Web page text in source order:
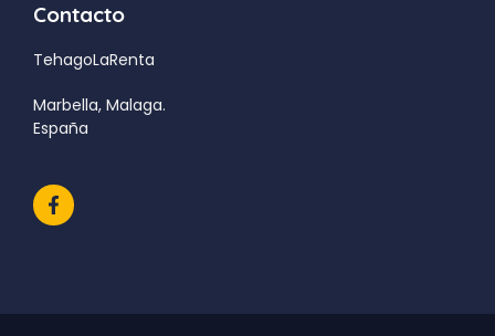
Contacto
TehagoLaRenta
Marbella, Malaga.
España